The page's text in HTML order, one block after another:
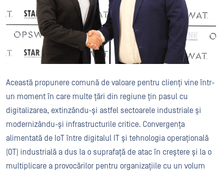
Această propunere comună de valoare pentru clienți vine într-
un moment în care multe țări din regiune țin pasul cu
digitalizarea, extinzându-și astfel sectoarele industriale și
modernizându-și infrastructurile critice. Convergența
alimentată de IoT între digitalul IT și tehnologia operațională
(OT) industrială a dus la o suprafață de atac în creștere și la o
multiplicare a provocărilor pentru organizațiile cu un volum